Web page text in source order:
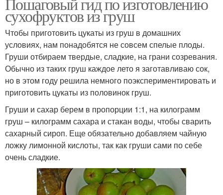
сухофруктов из груш
Чтобы приготовить цукаты из груш в домашних
условиях, нам понадобятся не совсем спелые плоды.
Груши отбираем твердые, сладкие, на грани созревания.
Обычно из таких груш каждое лето я заготавливаю сок,
но в этом году решила немного поэкспериментировать и
приготовить цукаты из половинок груш.
Груши и сахар берем в пропорции 1:1, на килограмм
груш – килограмм сахара и стакан воды, чтобы сварить
сахарный сироп. Еще обязательно добавляем чайную
ложку лимонной кислоты, так как груши сами по себе
очень сладкие.